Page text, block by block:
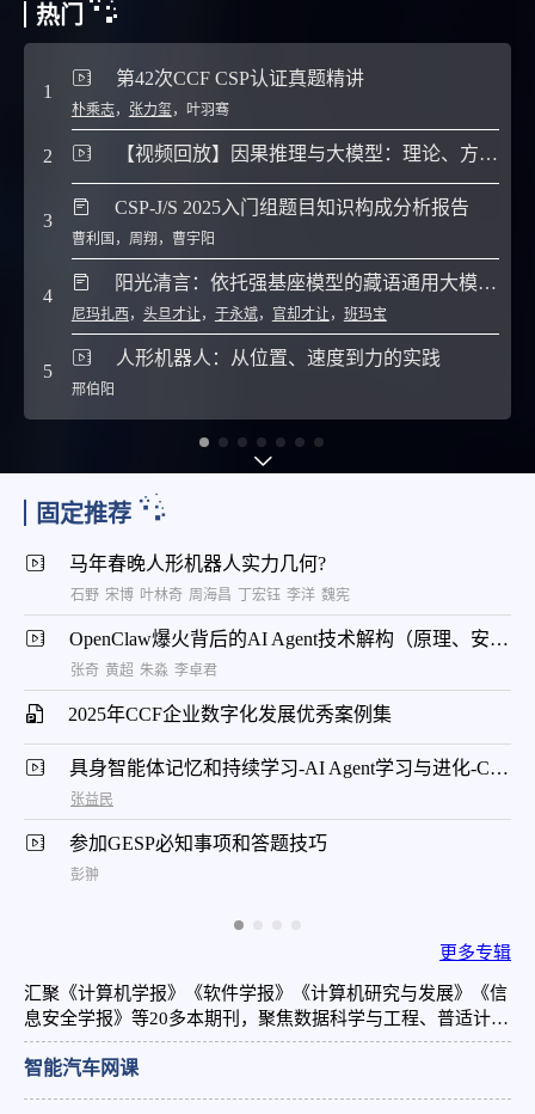
热门
1
第42次CCF CSP认证真题精讲
朴乘志， 张力玺 ， 叶羽骞
2 【视频回放】因果推理与大模型：理论、方法与应用
3
CSP-J/S 2025入门组题目知识构成分析报告
曹利国 ， 周翔 ， 曹宇阳
4
阳光清言：依托强基座模型的藏语通用大模型构建
尼玛扎西， 头旦才让 ， 于永斌， 官却才让 ， 班玛宝
5
人形机器人：从位置、速度到力的实践
邢伯阳
固定推荐
马年春晚人形机器人实力几何?
石野 宋博 叶林奇 周海昌 丁宏钰 李洋 魏宪
OpenClaw爆火背后的AI Agent技术解构（原理、安全与云上实践）
张奇 黄超 朱淼 李卓君
2025年CCF企业数字化发展优秀案例集
具身智能体记忆和持续学习-AI Agent学习与进化-CNCC 2024
张益民
参加GESP必知事项和答题技巧
彭翀
更多专辑
汇聚《计算机学报》《软件学报》《计算机研究与发展》《信
息安全学报》等20多本期刊，聚焦数据科学与工程、普适计算
与交互、高性能计算等前沿领域，顶尖学者主编团队呈现高质
量学术成果。
智能汽车网课